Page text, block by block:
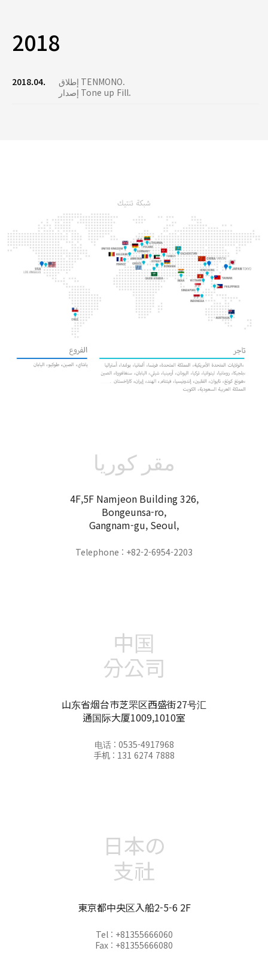
2018
2018.04.
إطلاق TENMONO.
إصدار Tone up Fill.
مقر كوريا
4F,5F Namjeon Building 326,
Bongeunsa-ro,
Gangnam-gu, Seoul,
Telephone : +82-2-6954-2203
中国
分公司
山东省烟台市芝罘区西盛街27号汇
通国际大厦1009,1010室
电话 : 0535-4917968
手机 : 131 6274 7888
日本の
支社
東京都中央区入船2-5-6 2F
Tel : +81355666060
Fax : +81355666080